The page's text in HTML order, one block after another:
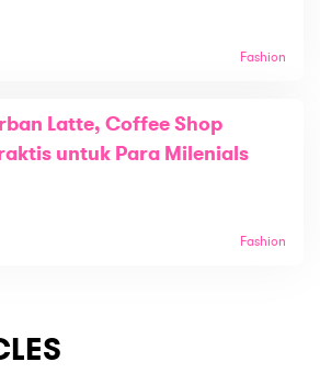
Fashion
Latte, Coffee Shop
untuk Para Milenials
Fashion